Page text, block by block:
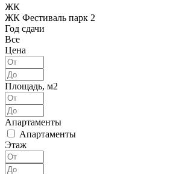
ЖК
ЖК Фестиваль парк 2
Год сдачи
Все
Цена
Площадь, м2
Апартаменты
Апартаменты
Этаж